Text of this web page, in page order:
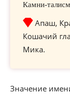
Камни-
Апаш,
Кошачий
Мика.
Значение